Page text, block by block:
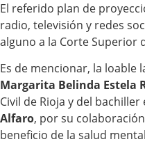
El referido plan de
radio, televisión y redes
alguno a la Corte Superior
Es de mencionar, la loable
Margarita Belinda Estela
Civil de Rioja y del bachiller
Alfaro, por su
beneficio de la salud